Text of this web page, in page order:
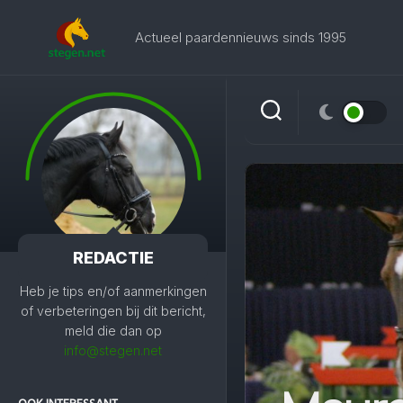
Actueel paardennieuws sinds 1995
REDACTIE
Heb je tips en/of aanmerkingen
of verbeteringen bij dit bericht,
meld die dan op
info@stegen.net